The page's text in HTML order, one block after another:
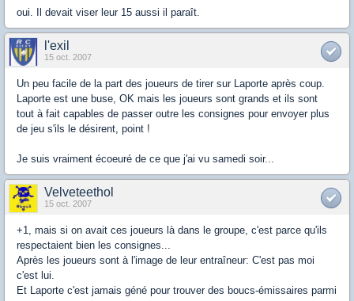
oui. Il devait viser leur 15 aussi il paraît.
l'exil
15 oct. 2007
Un peu facile de la part des joueurs de tirer sur Laporte après coup.
Laporte est une buse, OK mais les joueurs sont grands et ils sont
tout à fait capables de passer outre les consignes pour envoyer plus
de jeu s'ils le désirent, point !
Je suis vraiment écoeuré de ce que j'ai vu samedi soir...
Velveteethol
15 oct. 2007
+1, mais si on avait ces joueurs là dans le groupe, c'est parce qu'ils
respectaient bien les consignes...
Après les joueurs sont à l'image de leur entraîneur: C'est pas moi
c'est lui.
Et Laporte c'est jamais géné pour trouver des boucs-émissaires parmi